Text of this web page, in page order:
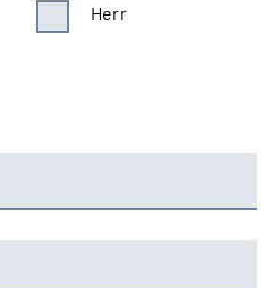
Herr